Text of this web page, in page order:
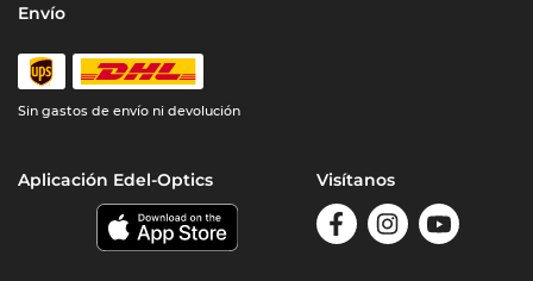
Envío
Sin gastos de envío ni devolución
Aplicación Edel-Optics Visítanos